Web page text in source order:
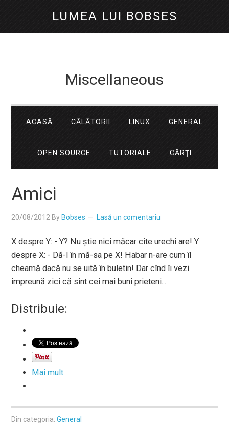
LUMEA LUI BOBSES
Miscellaneous
ACASĂ CĂLĂTORII LINUX GENERAL
OPEN SOURCE TUTORIALE CĂRŢI
Amici
20/08/2012 By Bobses Lasă un comentariu
X despre Y: - Y? Nu știe nici măcar cîte urechi are! Y
despre X: - Dă-l în mă-sa pe X! Habar n-are cum îl
cheamă dacă nu se uită în buletin! Dar cînd îi vezi
împreună zici că sînt cei mai buni prieteni...
Distribuie:
Mai mult
Din categoria:General